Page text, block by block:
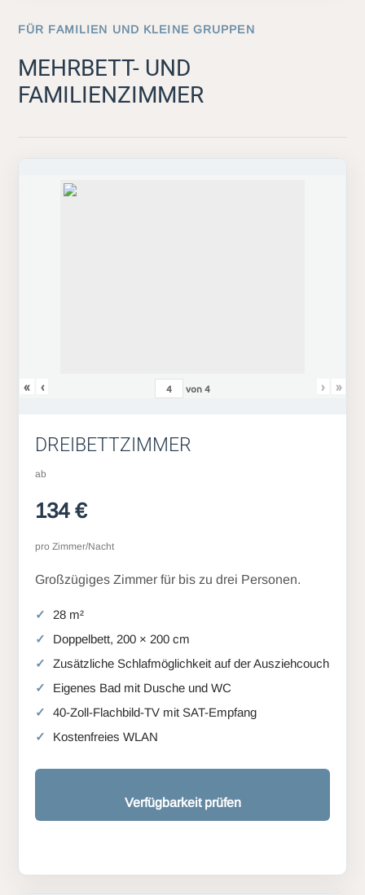
FÜR FAMILIEN UND KLEINE GRUPPEN
MEHRBETT- UND
FAMILIENZIMMER
« ‹ von4 › »
DREIBETTZIMMER
ab
134 €
pro Zimmer/Nacht
Großzügiges Zimmer für bis zu drei Personen.
28 m²
Doppelbett, 200 × 200 cm
Zusätzliche Schlafmöglichkeit auf der Ausziehcouch
Eigenes Bad mit Dusche und WC
40-Zoll-Flachbild-TV mit SAT-Empfang
Kostenfreies WLAN
Verfügbarkeit prüfen